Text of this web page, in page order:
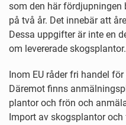
som den här fördjupningen
på två år. Det innebär att
Dessa uppgifter är inte en
om levererade skogsplantor.
Inom EU råder fri handel
Däremot finns
plantor och frön och
Import av skogsplantor